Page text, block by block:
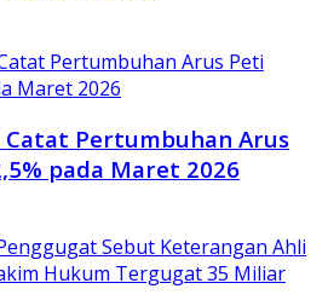
Catat Pertumbuhan Arus
pada Maret 2026